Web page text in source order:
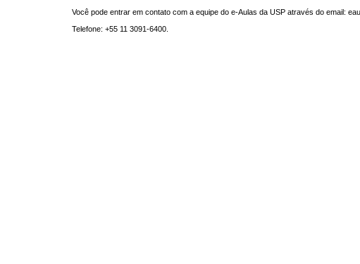
Você pode entrar em contato com a equipe do e-Aulas da USP através do email:
Telefone: +55 11 3091-6400.